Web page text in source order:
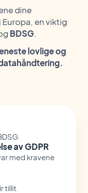
dine
en viktig
BDSG.
lovlige og
av GDPR
med kravene
tillit.